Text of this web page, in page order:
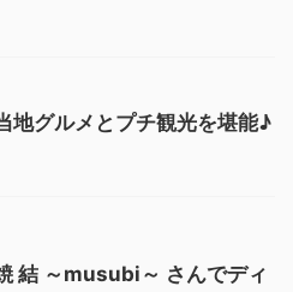
地グルメとプチ観光を堪能♪
結 ～musubi～ さんでディ